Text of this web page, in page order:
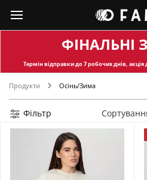
ФІНАЛЬНІ
Термін відправкидо 7 робочих днів, акція
Продукти Осінь/Зима
Фільтр